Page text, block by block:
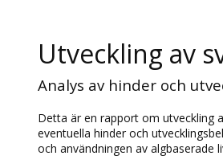
Utveckling av
Analys av hinder och
Detta är en rapport om utveckling
eventuella hinder och
och användningen av algbaserade